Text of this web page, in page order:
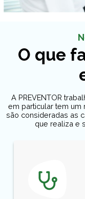
O que
A PREVENTOR
em particular tem um
são consideradas as
que realiza e